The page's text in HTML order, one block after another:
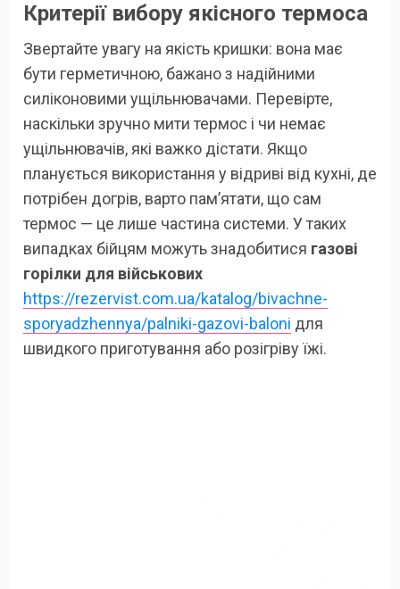
Критерії вибору якісного термоса
Звертайте увагу на якість кришки: вона має
бути герметичною, бажано з надійними
силіконовими ущільнювачами. Перевірте,
наскільки зручно мити термос і чи немає
ущільнювачів, які важко дістати. Якщо
планується використання у відриві від кухні, де
потрібен догрів, варто пам’ятати, що сам
термос — це лише частина системи. У таких
випадках бійцям можуть знадобитися газові
горілки для військових
https://rezervist.com.ua/katalog/bivachne-
sporyadzhennya/palniki-gazovi-baloni для
швидкого приготування або розігріву їжі.